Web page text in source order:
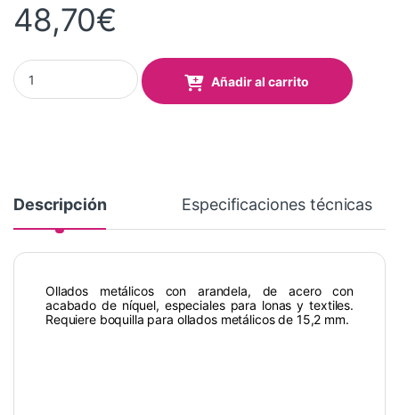
valoracione
s de
clientes
48,70€
Ollado + Arandela Acero acabado Níquel 15,2 mm (500 uds)
Añadir al carrito
Descripción Especificaciones técnicas
Ollados metálicos con arandela, de acero con
acabado de níquel, especiales para lonas y textiles.
Requiere boquilla para ollados metálicos de 15,2 mm.